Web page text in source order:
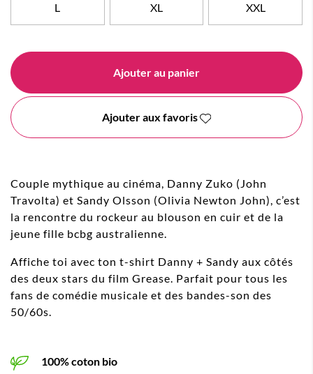
L XL XXL
Ajouter au panier
Ajouter aux favoris
Couple mythique au cinéma, Danny Zuko (John
Travolta) et Sandy Olsson (Olivia Newton John), c’est
la rencontre du rockeur au blouson en cuir et de la
jeune fille bcbg australienne.
Affiche toi avec ton t-shirt Danny + Sandy aux côtés
des deux stars du film Grease. Parfait pour tous les
fans de comédie musicale et des bandes-son des
50/60s.
100% coton bio